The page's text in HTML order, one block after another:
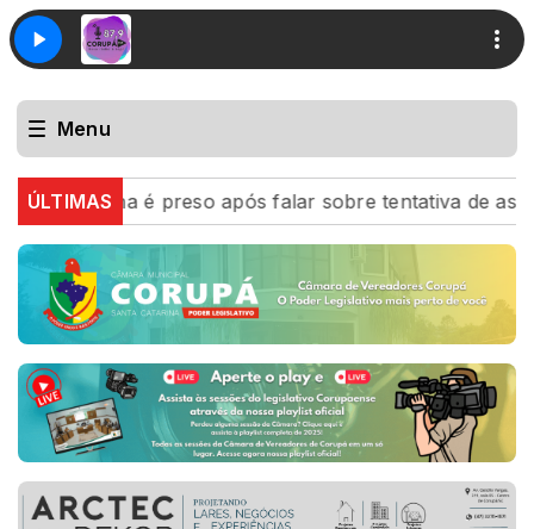
Menu
ÚLTIMAS
Penha é preso após falar sobre tentativa de